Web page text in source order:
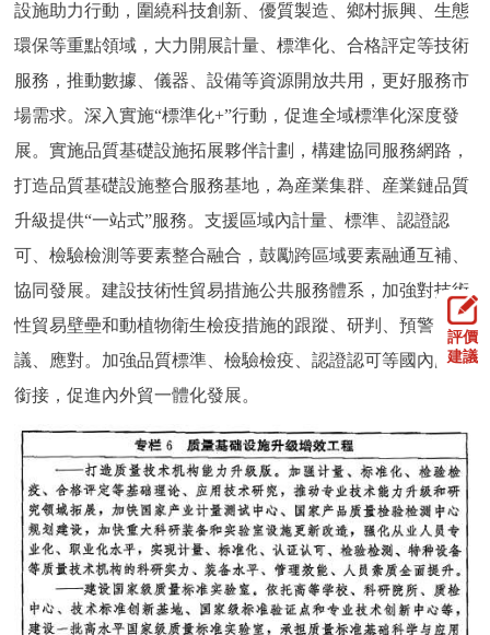
設施助力行動，圍繞科技創新、優質製造、鄉村振興、生態
環保等重點領域，大力開展計量、標準化、合格評定等技術
服務，推動數據、儀器、設備等資源開放共用，更好服務市
場需求。深入實施“標準化+”行動，促進全域標準化深度發
展。實施品質基礎設施拓展夥伴計劃，構建協同服務網路，
打造品質基礎設施整合服務基地，為産業集群、産業鏈品質
升級提供“一站式”服務。支援區域內計量、標準、認證認
可、檢驗檢測等要素整合融合，鼓勵跨區域要素融通互補、
協同發展。建設技術性貿易措施公共服務體系，加強對技術
性貿易壁壘和動植物衛生檢疫措施的跟蹤、研判、預警、評
議、應對。加強品質標準、檢驗檢疫、認證認可等國內國際
銜接，促進內外貿一體化發展。
評價
建議